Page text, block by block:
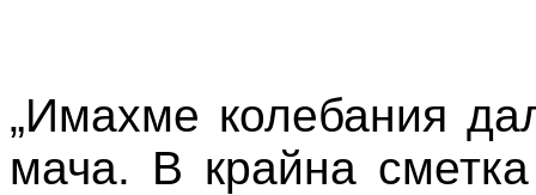
„Имахме колебания
мача. В крайна